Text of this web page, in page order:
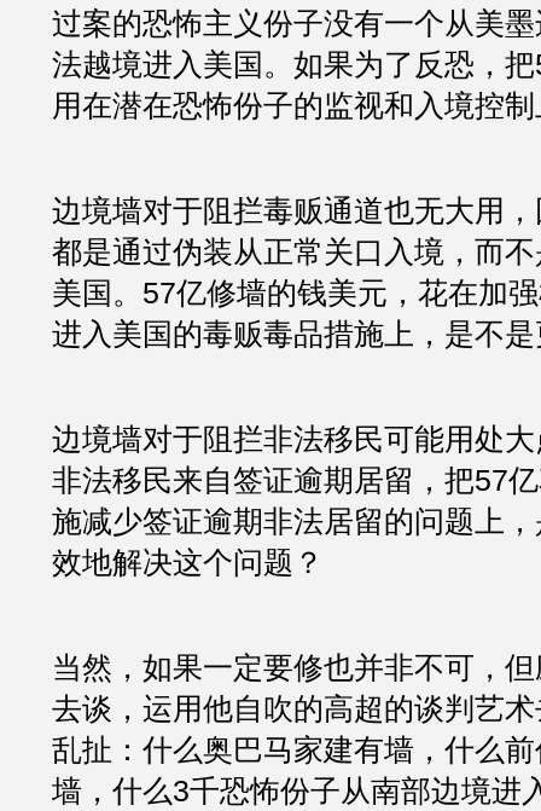
过案的恐怖主义份子没有一个从美
法越境进入美国。如果为了反恐，
用在潜在恐怖份子的监视和入境控
边境墙对于阻拦毒贩通道也无大用
都是通过伪装从正常关口入境，而
美国。57亿修墙的钱美元，花在加
进入美国的毒贩毒品措施上，是不
边境墙对于阻拦非法移民可能用处
非法移民来自签证逾期居留，把57
施减少签证逾期非法居留的问题上
效地解决这个问题？
当然，如果一定要修也并非不可，
去谈，运用他自吹的高超的谈判艺
乱扯：什么奥巴马家建有墙，什么
墙，什么3千恐怖份子从南部边境进